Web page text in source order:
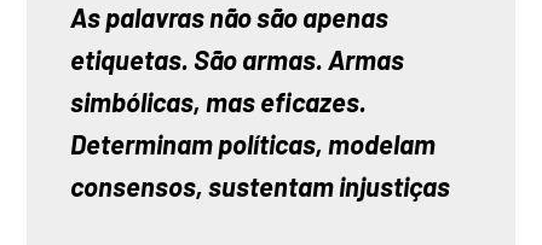
As palavras não são apenas
etiquetas. São armas. Armas
simbólicas, mas eficazes.
Determinam políticas, modelam
consensos, sustentam injustiças